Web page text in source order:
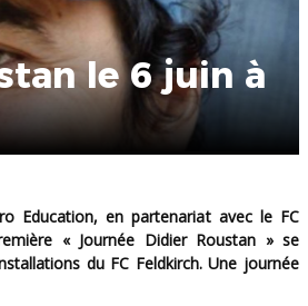
le 6 juin à
« Journée Didier Roustan » se
du FC Feldkirch. Une journée